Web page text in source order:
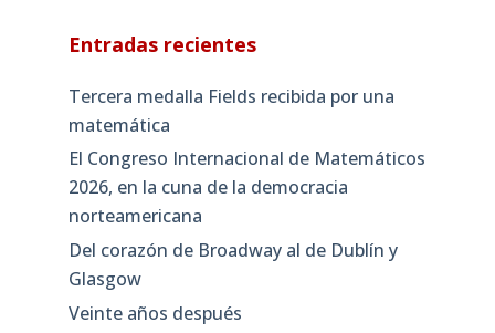
Entradas recientes
Tercera medalla Fields recibida por una
matemática
El Congreso Internacional de Matemáticos
2026, en la cuna de la democracia
norteamericana
Del corazón de Broadway al de Dublín y
Glasgow
Veinte años después